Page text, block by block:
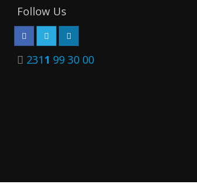
Follow Us
2311 99 30 00